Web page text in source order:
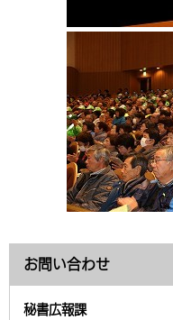
お問い合わせ
秘書広報課